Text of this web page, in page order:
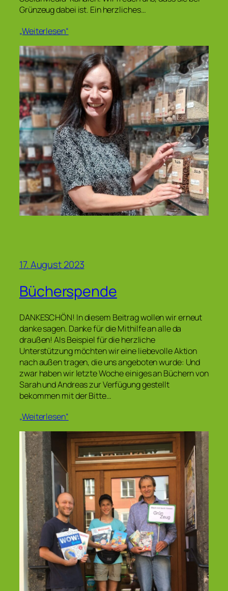
Grünzeug dabei ist. Ein herzliches…
„Weiterlesen“
17. August 2023
Bücherspende
DANKESCHÖN! In diesem Beitrag wollen wir erneut
danke sagen. Danke für die Mithilfe an alle da
draußen! Als Beispiel für die herzliche
Unterstützung möchten wir eine liebevolle Aktion
nach außen tragen, die uns angeboten wurde: Und
zwar haben wir letzte Woche einiges an Büchern von
Sarah und Andreas zur Verfügung gestellt
bekommen mit der Bitte…
„Weiterlesen“